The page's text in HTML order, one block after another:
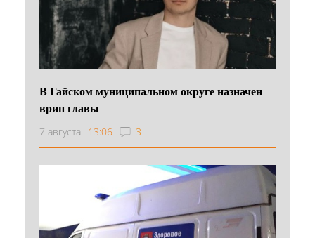
В Гайском муниципальном округе назначен
врип главы
7 августа 13:06 3